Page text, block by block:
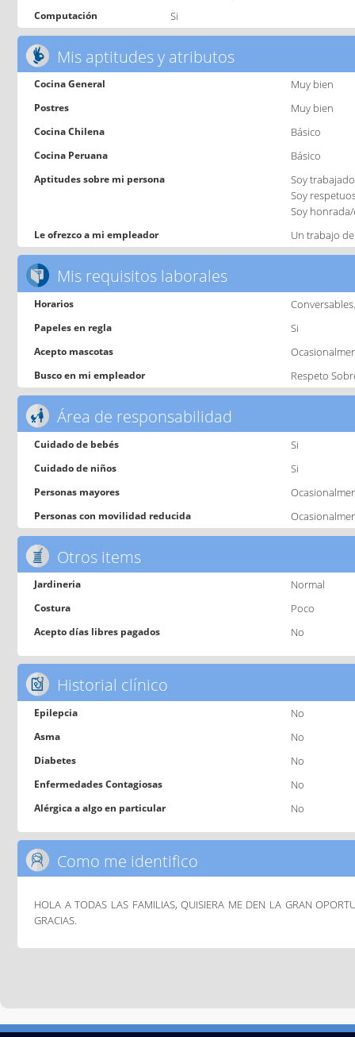
Computación Si
Mis aptitudes y atributos
Cocina General Muy bien
Postres Muy bien
Cocina Chilena Básico
Cocina Peruana Básico
Aptitudes sobre mi persona
Soy
Soy
Soy
Le ofrezco a mi empleador Un trabajo
Mis requisitos laborales
Horarios
Papeles en regla Si
Acepto mascotas
Busco en mi empleador Respeto
Área de responsabilidad
Cuidado de bebés Si
Cuidado de niños Si
Personas mayores
Personas con movilidad reducida
Otros items
Jardineria Normal
Costura Poco
Acepto días libres pagados No
Historial clínico
Epilepcia No
Asma No
Diabetes No
Enfermedades Contagiosas No
Alérgica a algo en particular No
Como me identifico
HOLA A TODAS LAS FAMILIAS, QUISIERA ME DEN LA GRAN
GRACIAS.